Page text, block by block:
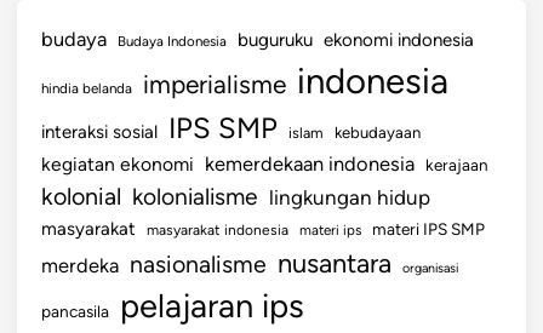
budaya Budaya Indonesia buguruku ekonomi indonesia
hindia belanda imperialisme indonesia
interaksi sosial IPS SMP islam kebudayaan
kegiatan ekonomi kemerdekaan indonesia kerajaan
kolonial kolonialisme lingkungan hidup
masyarakat masyarakat indonesia materi ips materi IPS SMP
merdeka nasionalisme nusantara organisasi
pancasila pelajaran ips